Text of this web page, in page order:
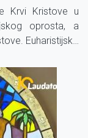
Krvi Kristove u
oprosta, a
Euharistijsko